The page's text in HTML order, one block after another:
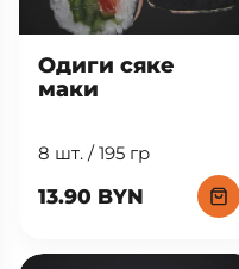
Одиги сяке
маки
8 шт. / 195 гр
13.90 BYN